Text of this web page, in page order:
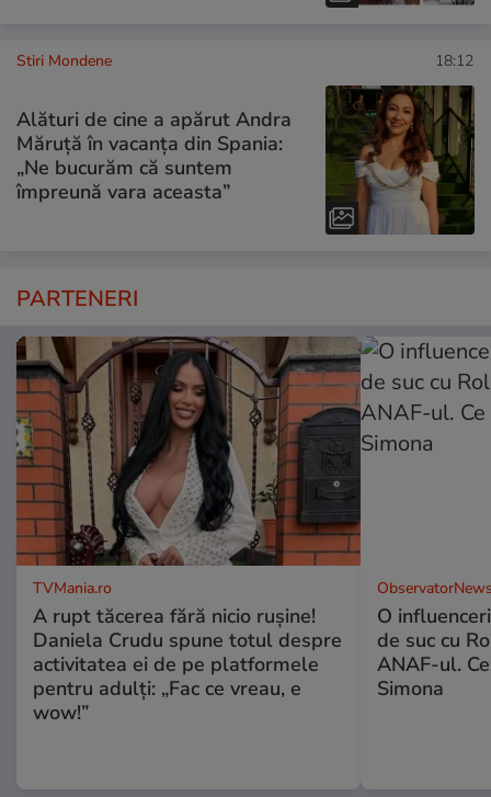
Stiri Mondene 18:12
Alături de cine a apărut Andra
Măruță în vacanța din Spania:
„Ne bucurăm că suntem
împreună vara aceasta”
PARTENERI
TVMania.ro
A rupt tăcerea fără nicio rușine!
Daniela Crudu spune totul despre
activitatea ei de pe platformele
pentru adulți: „Fac ce vreau, e
wow!”
O
de suc cu
ANAF-ul.
Simona